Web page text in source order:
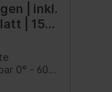
| inkl.
| 150
0° - 60°